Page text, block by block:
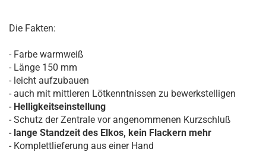
Die Fakten:
- Farbe warmweiß
- Länge 150 mm
- leicht aufzubauen
- auch mit mittleren Lötkenntnissen zu bewerkstelligen
- Helligkeitseinstellung
- Schutz der Zentrale vor angenommenen Kurzschluß
- lange Standzeit des Elkos, kein Flackern mehr
- Komplettlieferung aus einer Hand